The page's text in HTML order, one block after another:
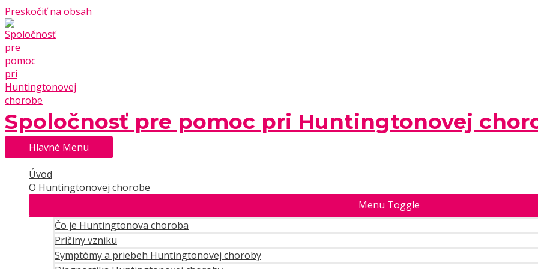
Preskočiť na obsah
Spoločnosť pre pomoc pri Huntingtonovej
Hlavné Menu
Úvod
O Huntingtonovej chorobe
Menu Toggle
Čo je Huntingtonova choroba
Príčiny vzniku
Symptómy a priebeh Huntingtonovej choroby